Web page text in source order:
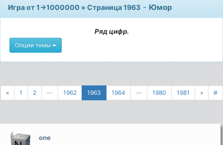
Игра от 1->1000000 » Страница 1963 - Юмор
Ряд цифр.
Опции темы
« 1 2 -- 1962 1963 1964 -- 1980 1981 » #
one